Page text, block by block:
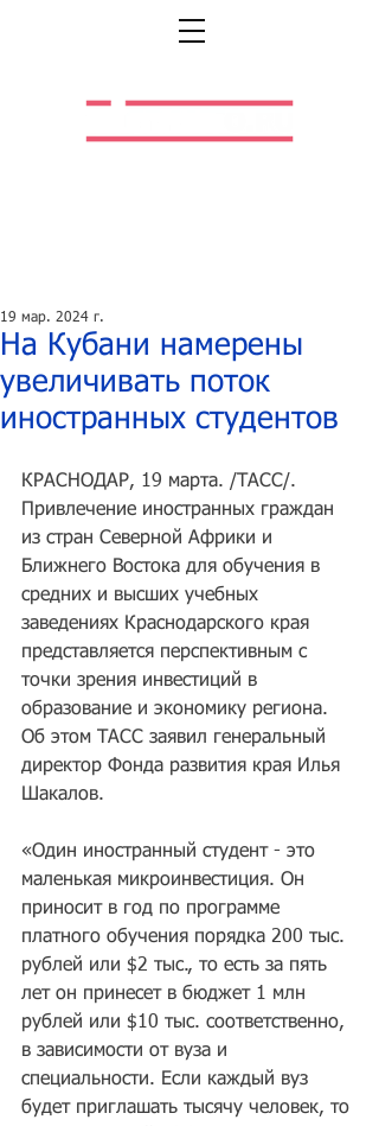
На Кубани намерены
увеличивать поток
иностранных студентов
19 мар. 2024 г.
КРАСНОДАР, 19 марта. /ТАСС/.
Привлечение иностранных граждан
из стран Северной Африки и
Ближнего Востока для обучения в
средних и высших учебных
заведениях Краснодарского края
представляется перспективным с
точки зрения инвестиций в
образование и экономику региона.
Об этом ТАСС заявил генеральный
директор Фонда развития края Илья
Шакалов.
«Один иностранный студент - это
маленькая микроинвестиция. Он
приносит в год по программе
платного обучения порядка 200 тыс.
рублей или $2 тыс., то есть за пять
лет он принесет в бюджет 1 млн
рублей или $10 тыс. соответственно,
в зависимости от вуза и
специальности. Если каждый вуз
будет приглашать тысячу человек, то